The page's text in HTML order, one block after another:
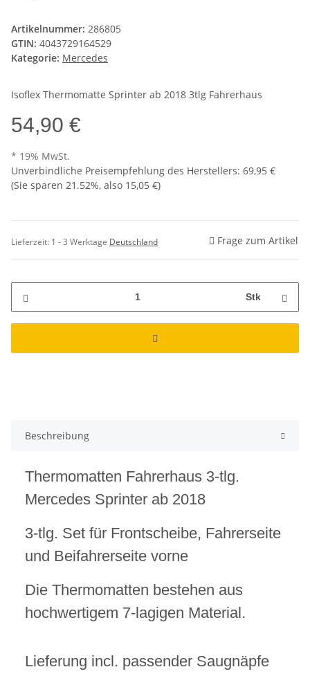
Artikelnummer: 286805
GTIN: 4043729164529
Kategorie: Mercedes
Isoflex Thermomatte Sprinter ab 2018 3tlg Fahrerhaus
54,90 €
* 19% MwSt.
Unverbindliche Preisempfehlung des Herstellers: 69,95 €
(Sie sparen 21.52%, also 15,05 €)
Lieferzeit: 1 - 3 Werktage Deutschland Frage zum Artikel
Stk
Beschreibung
Thermomatten Fahrerhaus 3-tlg.
Mercedes Sprinter ab 2018
3-tlg. Set für Frontscheibe, Fahrerseite
und Beifahrerseite vorne
Die Thermomatten bestehen aus
hochwertigem 7-lagigen Material.
Lieferung incl. passender Saugnäpfe